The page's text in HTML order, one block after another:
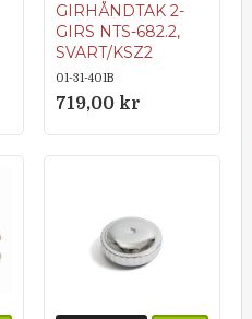
GIRHÅNDTAK 2-
GIRS NTS-682.2,
SVART/KSZ2
01-31-401B
719,00 kr